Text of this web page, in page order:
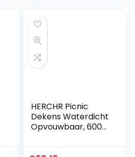
HERCHR Picnic
Dekens Waterdicht
Opvouwbaar, 600D